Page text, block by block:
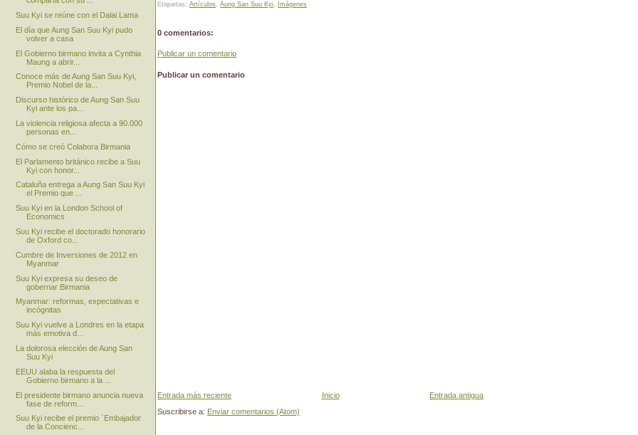
Etiquetas: Artículos, Aung San Suu Kyi, Imágenes
0 comentarios:
Publicar un comentario
Publicar un comentario
Entrada más reciente Entrada antigua
Inicio
Suscribirse a: Enviar comentarios (Atom)
Suu Kyi se reúne con el Dalai Lama
El día que Aung San Suu Kyi pudo
volver a casa
El Gobierno birmano invita a Cynthia
Maung a abrir...
Conoce más de Aung San Suu Kyi,
Premio Nobel de la...
Discurso histórico de Aung San Suu
Kyi ante los pa...
La violencia religiosa afecta a 90.000
personas en...
Cómo se creó Colabora Birmania
El Parlamento británico recibe a Suu
Kyi con honor...
Cataluña entrega a Aung San Suu Kyi
el Premio que ...
Suu Kyi en la London School of
Economics
Suu Kyi recibe el doctorado honorario
de Oxford co...
Cumbre de Inversiones de 2012 en
Myanmar
Suu Kyi expresa su deseo de
gobernar Birmania
Myanmar: reformas, expectativas e
incógnitas
Suu Kyi vuelve a Londres en la etapa
más emotiva d...
La dolorosa elección de Aung San
Suu Kyi
EEUU alaba la respuesta del
Gobierno birmano a la ...
El presidente birmano anuncia nueva
fase de reform...
Suu Kyi recibe el premio `Embajador
de la Concienc...